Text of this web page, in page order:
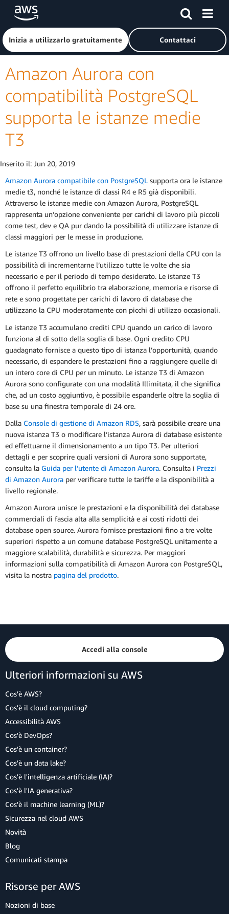
Passa al contenuto principale
Fai clic qui per tornare alla home page di Amazon Web
Inizia a utilizzarlo gratuitamente Contattaci
Amazon Aurora con
compatibilità PostgreSQL
supporta le istanze medie
T3
Inserito il: Jun 20, 2019
Amazon Aurora compatibile con PostgreSQL supporta ora le istanze
medie t3, nonché le istanze di classi R4 e R5 già disponibili.
Attraverso le istanze medie con Amazon Aurora, PostgreSQL
rappresenta un’opzione conveniente per carichi di lavoro più piccoli
come test, dev e QA pur dando la possibilità di utilizzare istanze di
classi maggiori per le messe in produzione.
Le istanze T3 offrono un livello base di prestazioni della CPU con la
possibilità di incrementarne l’utilizzo tutte le volte che sia
necessario e per il periodo di tempo desiderato. Le istanze T3
offrono il perfetto equilibrio tra elaborazione, memoria e risorse di
rete e sono progettate per carichi di lavoro di database che
utilizzano la CPU moderatamente con picchi di utilizzo occasionali.
Le istanze T3 accumulano crediti CPU quando un carico di lavoro
funziona al di sotto della soglia di base. Ogni credito CPU
guadagnato fornisce a questo tipo di istanza l’opportunità, quando
necessario, di espandere le prestazioni fino a raggiungere quelle di
un intero core di CPU per un minuto. Le istanze T3 di Amazon
Aurora sono configurate con una modalità Illimitata, il che significa
che, ad un costo aggiuntivo, è possibile espanderle oltre la soglia di
base su una finestra temporale di 24 ore.
Dalla Console di gestione di Amazon RDS, sarà possibile creare una
nuova istanza T3 o modificare l’istanza Aurora di database esistente
ed effettuarne il dimensionamento a un tipo T3. Per ulteriori
dettagli e per scoprire quali versioni di Aurora sono supportate,
consulta la Guida per l’utente di Amazon Aurora. Consulta i Prezzi
di Amazon Aurora per verificare tutte le tariffe e la disponibilità a
livello regionale.
Amazon Aurora unisce le prestazioni e la disponibilità dei database
commerciali di fascia alta alla semplicità e ai costi ridotti dei
database open source. Aurora fornisce prestazioni fino a tre volte
superiori rispetto a un comune database PostgreSQL unitamente a
maggiore scalabilità, durabilità e sicurezza. Per maggiori
informazioni sulla compatibilità di Amazon Aurora con PostgreSQL,
visita la nostra pagina del prodotto.
Accedi alla console
Ulteriori informazioni su AWS
Cos'è AWS?
Cos'è il cloud computing?
Accessibilità AWS
Cos'è DevOps?
Cos'è un container?
Cos'è un data lake?
Cos'è l'intelligenza artificiale (IA)?
Cos'è l'IA generativa?
Cos'è il machine learning (ML)?
Sicurezza nel cloud AWS
Novità
Blog
Comunicati stampa
Risorse per AWS
Nozioni di base